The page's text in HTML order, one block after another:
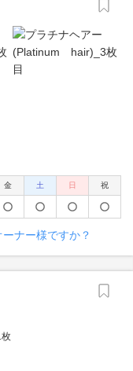
金 土 日 祝
ナー様ですか？
枚